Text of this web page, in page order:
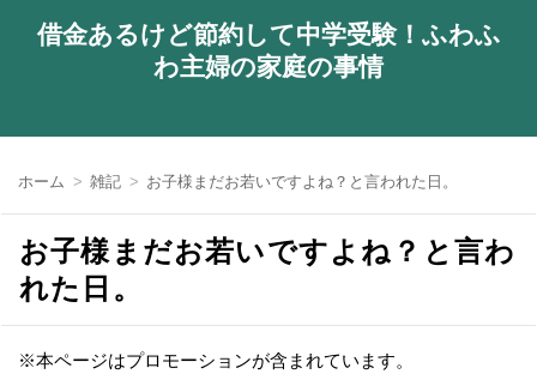
借金あるけど節約して中学受験！ふわふ
わ主婦の家庭の事情
ホーム 雑記 お子様まだお若いですよね？と言われた日。
お子様まだお若いですよね？と言わ
れた日。
※本ページはプロモーションが含まれています。